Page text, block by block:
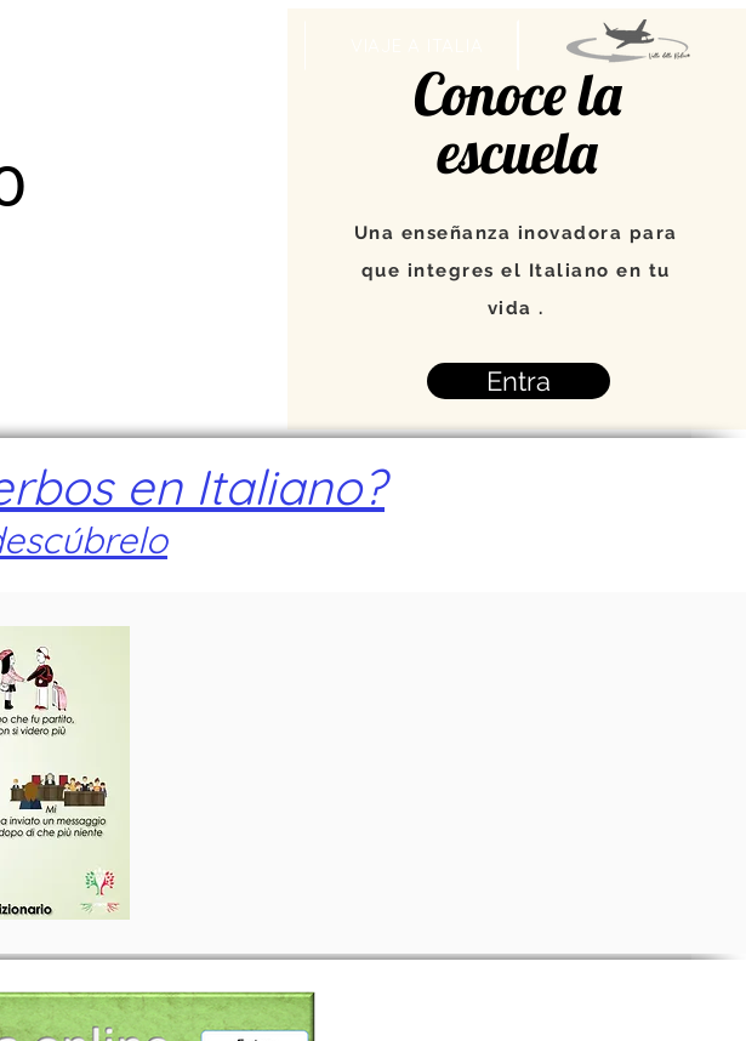
Conoce la
escuela
Una enseñanza inovadora para
que integres el Italiano en tu
vida .
Entra
en Italiano?